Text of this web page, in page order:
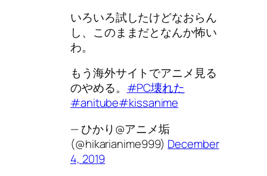
いろいろ試したけどなおらん
し、このままだとなんか怖い
わ。
もう海外サイトでアニメ見る
のやめる。 #PC壊れた
#anitube#kissanime
— ひかり@アニメ垢
(@hikarianime999) December
4, 2019